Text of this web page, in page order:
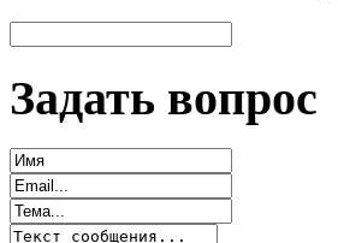
Задать вопрос